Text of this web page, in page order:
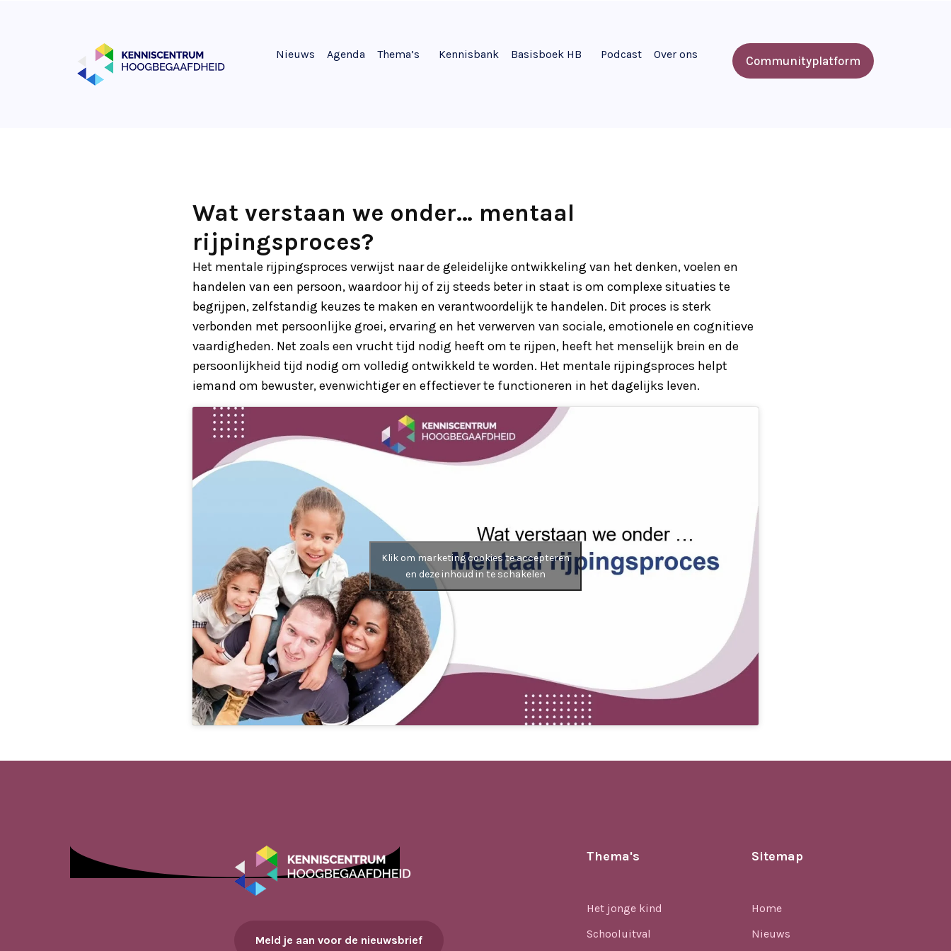
Nieuws Agenda Thema’s Kennisbank Basisboek HB Podcast Over ons Communityplatform
Wat verstaan we onder… mentaal
rijpingsproces?
Het mentale rijpingsproces verwijst naar de geleidelijke ontwikkeling van het denken, voelen en
handelen van een persoon, waardoor hij of zij steeds beter in staat is om complexe situaties te
begrijpen, zelfstandig keuzes te maken en verantwoordelijk te handelen. Dit proces is sterk
verbonden met persoonlijke groei, ervaring en het verwerven van sociale, emotionele en cognitieve
vaardigheden. Net zoals een vrucht tijd nodig heeft om te rijpen, heeft het menselijk brein en de
persoonlijkheid tijd nodig om volledig ontwikkeld te worden. Het mentale rijpingsproces helpt
iemand om bewuster, evenwichtiger en effectiever te functioneren in het dagelijks leven.
Klik om marketing cookies te accepteren
en deze inhoud in te schakelen
Meld je aan voor de nieuwsbrief
Thema's
Het jonge kind
Schooluitval
Sitemap
Home
Nieuws